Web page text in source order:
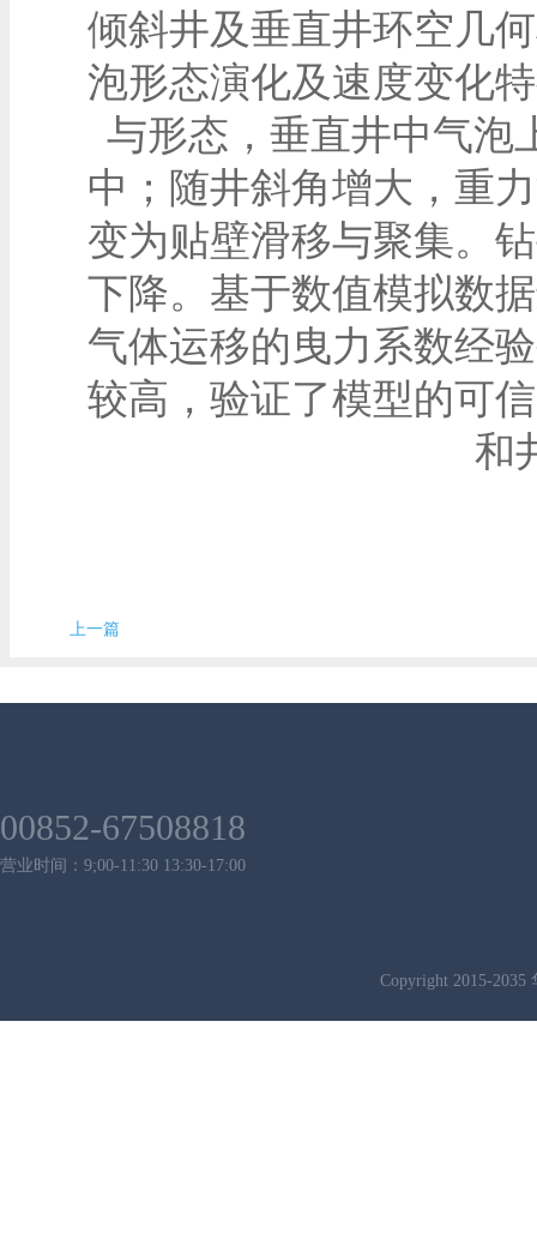
倾斜井及垂直井环空几
泡形态演化及速度变化
与形态，垂直井中气泡
中；随井斜角增大，重
变为贴壁滑移与聚集。
下降。基于数值模拟数
气体运移的曳力系数经
较高，验证了模型的可
和
上一篇
00852-67508818
营业时间：9;00-11:30 13:30-17:00
Copyright 2015-